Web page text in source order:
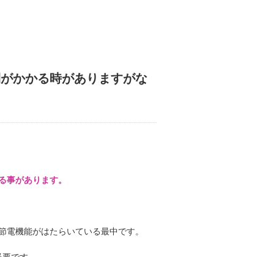
かかる時がありますがな
事があります。
機能がはたらいている最中です。